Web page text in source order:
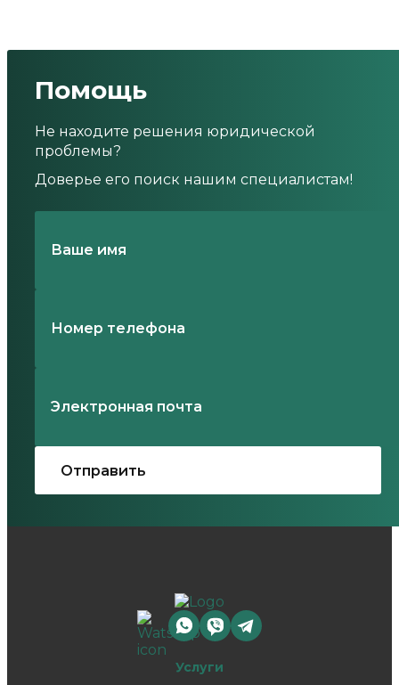
Помощь
Не находите решения юридической
проблемы?
Доверье его поиск нашим специалистам!
Услуги